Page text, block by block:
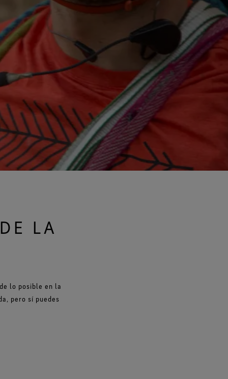
LA
lo posible en la
pero sí puedes